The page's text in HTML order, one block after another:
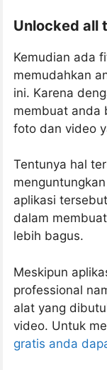
Unlocked all
Kemudian ada
memudahkan
ini. Karena
membuat anda
foto dan video
Tentunya hal
aplikasi
dalam
lebih bagus.
Meskipun
professional
alat yang
video. Untuk
gratis anda